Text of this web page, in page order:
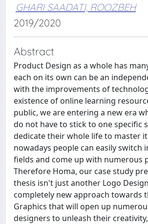
GHARI SAADATI, ROOZBEH
2019/2020
Abstract
Product Design as a whole has
each on its own can be an
with the improvements of
existence of online learning
public, we are entering a new era
do not have to stick to one specific
dedicate their whole life to master
nowadays people can easily switch
fields and come up with numerous
Therefore Homa, our case study
thesis isn't just another Logo
completely new approach towards
Graphics that will open up
designers to unleash their